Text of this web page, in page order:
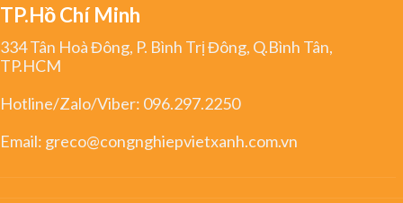
TP.Hồ Chí Minh
334 Tân Hoà Đông, P. Bình Trị Đông, Q.Bình Tân,
TP.HCM
Hotline/Zalo/Viber: 096.297.2250
Email: greco@congnghiepvietxanh.com.vn